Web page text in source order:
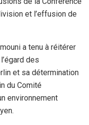
et l’effusion de
a tenu à réitérer
des
et sa détermination
du Comité
environnement